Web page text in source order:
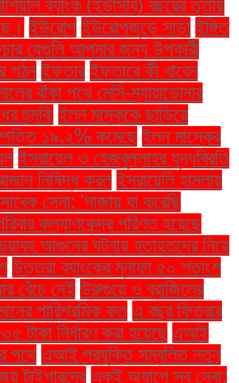
ব্যাংক (ইউসিবি) বছরের তৃতীয়
ইউরোপ ইউরোপজুড়ে সাড়া ইঙ্গিত
যেগুলি আপনার জন্য উপকারী
গঠন ইফতার ইফতারে কী খাবেন
বাঁকা পথে মেসি-ম্যারাডোনার
হুমকি ইলন মাস্ককে ছাড়িয়ে
১৯.২% কমেছে ইলন মাস্কের
ইসরায়েল ও হেজবুল্লাহর যুদ্ধবিরতি
নিষিদ্ধ করল ইসরায়েলি হামলায়
সেনা: 'গাজায় যা করেছি
কল্যাণকেন্দ্র পরিণত হয়েছে
আগুনের ঘটনায় হতাহতদের নিয়ে
উত্তরা ব্যাংকের মুনাফা ৫০ শতাংশ
বেঁচে নেই উরুগুয়ে ও ব্রাজিলের
পারিশ্রমিক কত এ বছর ফিতরার
টাকা নির্ধারণ করা হয়েছে এআই
পথে এআই প্রযুক্তি সম্বলিত নতুন
টাইগারদের একই অ্যাপে সব সেবা: